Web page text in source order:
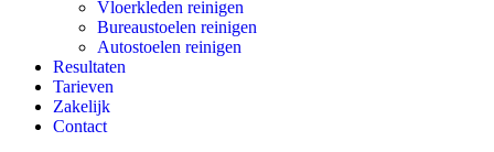
Vloerkleden reinigen
Bureaustoelen reinigen
Autostoelen reinigen
Resultaten
Tarieven
Zakelijk
Contact